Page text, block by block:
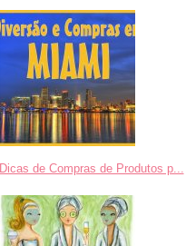
Dicas de Compras de Produtos p...